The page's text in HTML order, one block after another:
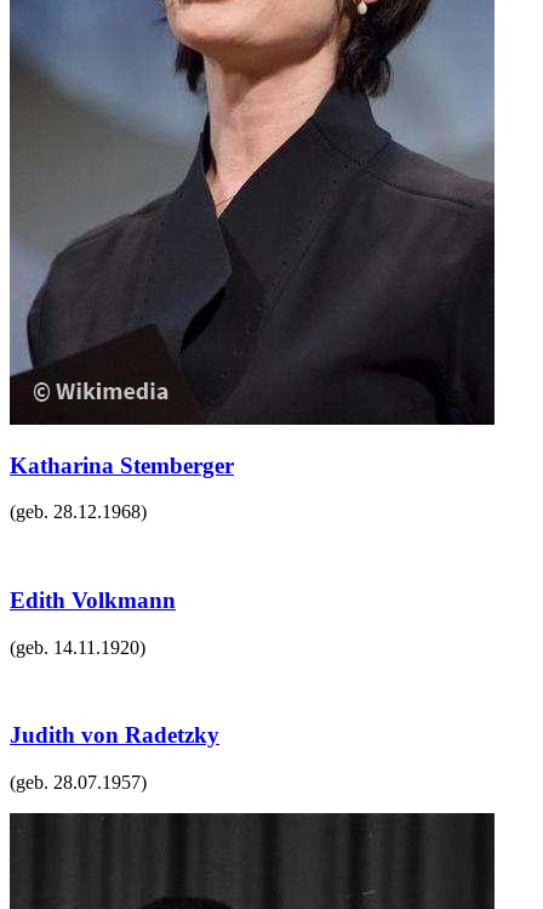
Katharina Stemberger
(geb. 28.12.1968)
Edith Volkmann
(geb. 14.11.1920)
Judith von Radetzky
(geb. 28.07.1957)